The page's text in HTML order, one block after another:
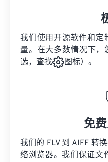
我们使用开源软件和定
量。在大多数情况下，
选，查找
图标）。
免
我们的 FLV 到 AIFF 转
络浏览器。我们保证文